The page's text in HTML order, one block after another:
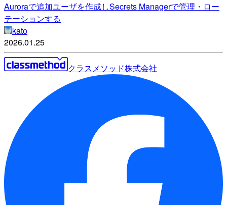
Auroraで追加ユーザを作成しSecrets Managerで管理・ロー
テーションする
kato
2026.01.25
クラスメソッド株式会社